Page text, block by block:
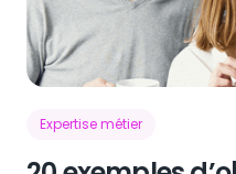
Expertise métier